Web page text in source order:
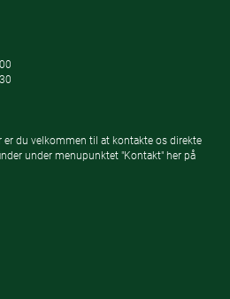
du velkommen til at kontakte os direkte
under menupunktet "Kontakt" her på